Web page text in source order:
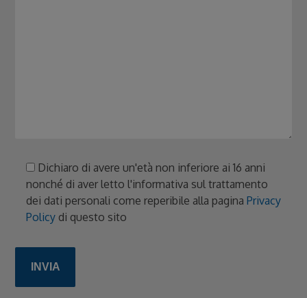
Dichiaro di avere un'età non inferiore ai 16 anni
nonché di aver letto l'informativa sul trattamento
dei dati personali come reperibile alla paginaPrivacy
Policy di questo sito